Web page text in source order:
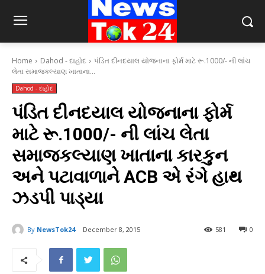
Home Dahod - દાહોદ
પંડિત દીનદયાલ યોજનાના ફોર્મ માટે રૂ.1000/- ની લાંચ
લેતા સમાજકલ્યાણ ખાતાના...
Dahod - દાહોદ
પંડિત દીનદયાલ યોજનાના ફોર્મ
માટે રૂ.1000/- ની લાંચ લેતા
સમાજકલ્યાણ ખાતાના કારકુન
અને પટાવાળાને ACB એ રંગે હાથ
ઝડપી પાડ્યા
By NewsTok24 December 8, 2015 0
581